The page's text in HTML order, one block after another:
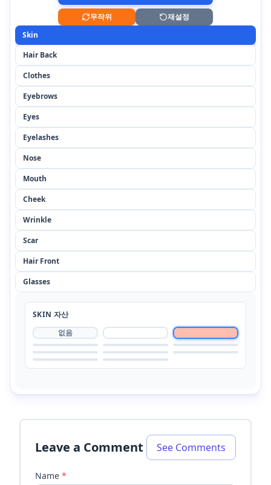
무작위
재설정
Skin
Hair Back
Clothes
Eyebrows
Eyes
Eyelashes
Nose
Mouth
Cheek
Wrinkle
Scar
Hair Front
Glasses
SKIN 자산
없음
Leave a Comment See Comments
Name *